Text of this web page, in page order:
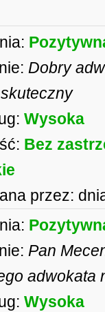
Dobry
Wysoka
Bez
przez:
Pan
adwokata
Wysoka